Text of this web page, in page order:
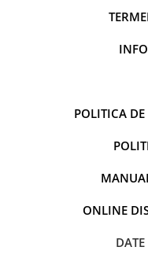
POLITICA
ONLINE